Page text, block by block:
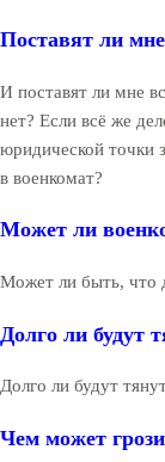
Поставят ли
И поставят ли мне
нет? Если всё же
юридической точки
в военкомат?
Может ли
Может ли быть, что
Долго ли будут
Долго ли будут
Чем может